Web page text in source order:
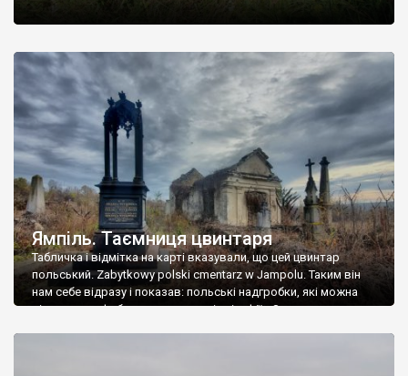
Ямпіль. Таємниця цвинтаря
Табличка і відмітка на карті вказували, що цей цвинтар
польський. Zabytkowy polski cmentarz w Jampolu. Таким він
нам себе відразу і показав: польські надгробки, які можна
віднести до фабричних, польські епітафії… Загалом цвинтар